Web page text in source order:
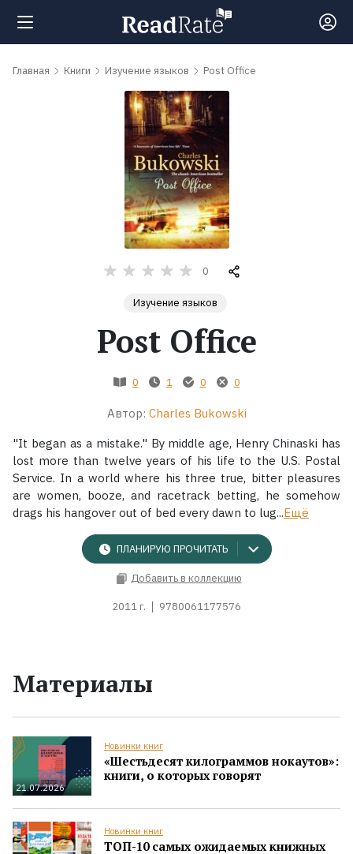
Поиск
Экранизации
Коллекции
Главная Книги Изучение языков Post Office
0
Изучение языков
Post Office
0 1 0 0
Автор: Charles Bukowski
"It began as a mistake." By middle age, Henry Chinaski has
lost more than twelve years of his life to the U.S. Postal
Service. In a world where his three true, bitter pleasures
are women, booze, and racetrack betting, he somehow
drags his hangover out of bed every dawn to lug...Ещё
ПЛАНИРУЮ ПРОЧИТАТЬ
Добавить в коллекцию
2011 г. 9780061177576
Материалы
21.07.2026
Новинки книг
«Шестьдесят килограммов нокаутов»:
книги, о которых говорят
Новинки книг
ТОП-10 самых ожидаемых книжных